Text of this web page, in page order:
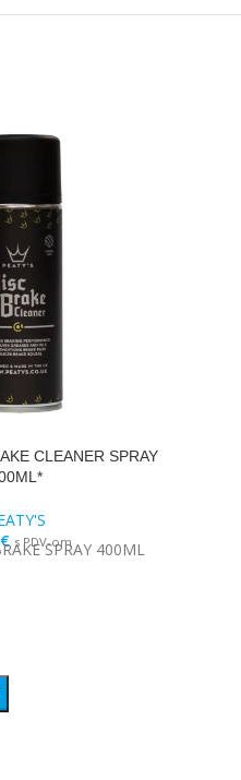
CLEANER SPRAY
€ s PDV-omSPRAY 400ML